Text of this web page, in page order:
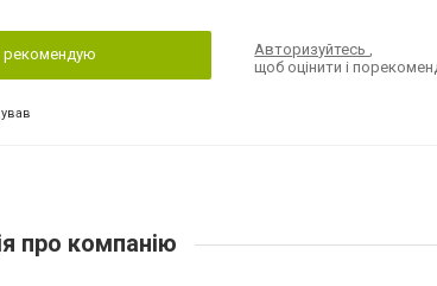
рекомендую Авторизуйтесь,
щоб оцінити і
про компанію